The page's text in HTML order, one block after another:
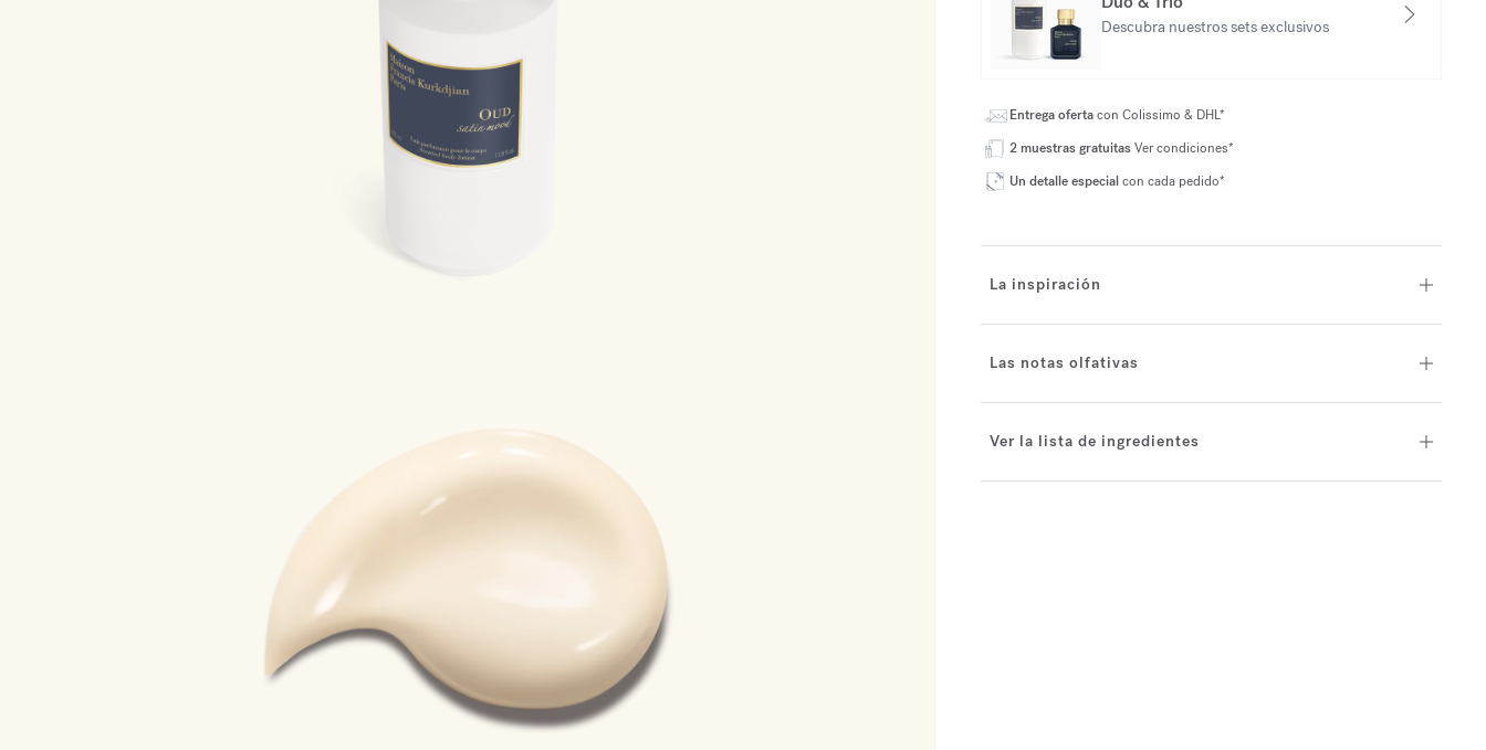
Descubra nuestros sets exclusivos
Entrega ofertacon Colissimo & DHL*
2 muestras gratuitasVer condiciones*
Un detalle especialcon cada pedido*
La inspiración
Las notas olfativas
Ver la lista de ingredientes